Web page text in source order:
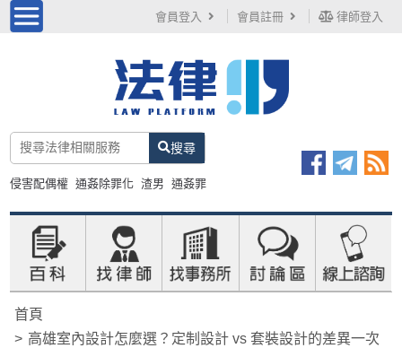
會員登入 會員註冊 律師登入
搜尋
侵害配偶權 通姦除罪化 渣男 通姦罪
首頁
高雄室內設計怎麼選？定制設計 vs 套裝設計的差異一次